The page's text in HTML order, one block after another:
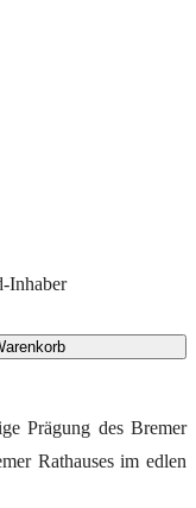
Inhaber
Prägung des Bremer
Rathauses im edlen